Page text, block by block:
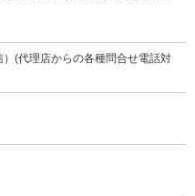
(代理店からの各種問合せ電話対